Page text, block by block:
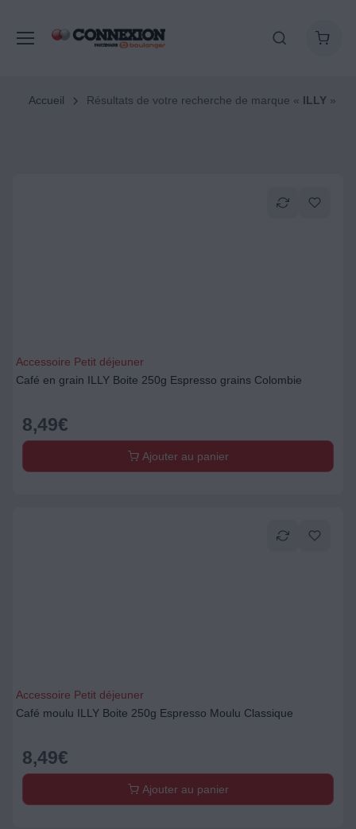
Accueil Résultats de votre recherche de marque « ILLY»
Accessoire Petit déjeuner
Café en grain ILLY Boite 250g Espresso grains Colombie
8,49€
Ajouter au panier
Accessoire Petit déjeuner
Café moulu ILLY Boite 250g Espresso Moulu Classique
8,49€
Ajouter au panier